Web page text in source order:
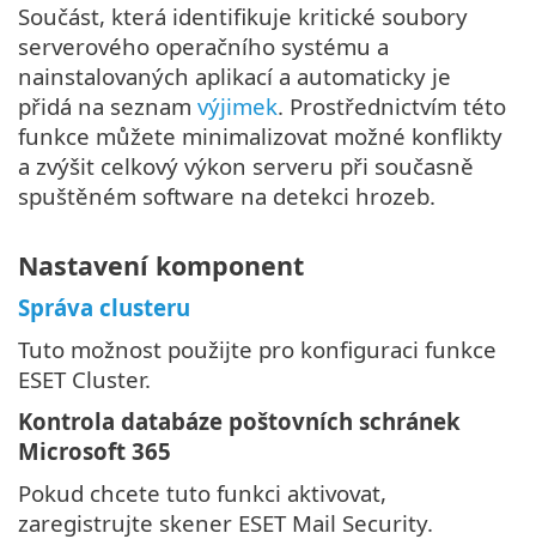
Součást, která identifikuje kritické soubory
serverového operačního systému a
nainstalovaných aplikací a automaticky je
přidá na seznam výjimek. Prostřednictvím této
funkce můžete minimalizovat možné konflikty
a zvýšit celkový výkon serveru při současně
spuštěném software na detekci hrozeb.
Nastavení komponent
Správa clusteru
Tuto možnost použijte pro konfiguraci funkce
ESET Cluster.
Kontrola databáze poštovních schránek
Microsoft 365
Pokud chcete tuto funkci aktivovat,
zaregistrujte skener ESET Mail Security.